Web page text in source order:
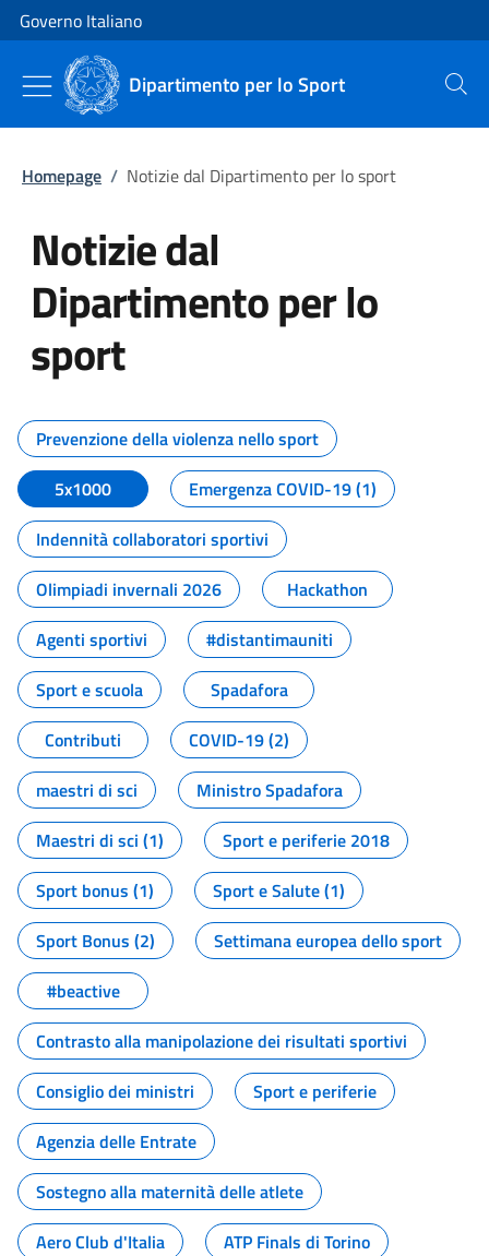
Vai al contenuto
Vai alla navigazione del sito
Governo Italiano
Dipartimento per lo Sport Cerca
Homepage / Notizie dal Dipartimento per lo sport
Notizie dal
Dipartimento per lo
sport
Tutti i contenuti della pagina
Prevenzione della violenza nello sport
5x1000
Emergenza COVID-19 (1)
Indennità collaboratori sportivi
Olimpiadi invernali 2026
Hackathon
Agenti sportivi
#distantimauniti
Sport e scuola
Spadafora
Contributi
COVID-19 (2)
maestri di sci
Ministro Spadafora
Maestri di sci (1)
Sport e periferie 2018
Sport bonus (1)
Sport e Salute (1)
Sport Bonus (2)
Settimana europea dello sport
#beactive
Contrasto alla manipolazione dei risultati sportivi
Consiglio dei ministri
Sport e periferie
Agenzia delle Entrate
Sostegno alla maternità delle atlete
Aero Club d'Italia
ATP Finals di Torino